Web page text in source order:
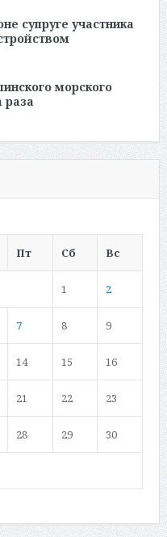
супруге участника
морского
раза
Пт Сб Вс
1 2
7 8 9
14 15 16
21 22 23
28 29 30